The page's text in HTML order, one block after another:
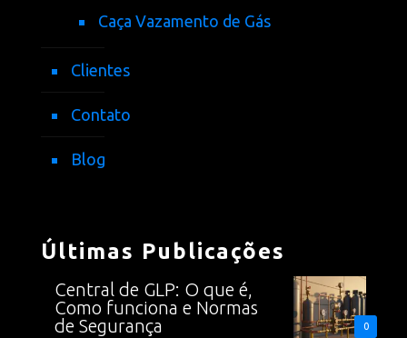
Caça Vazamento de Gás
Clientes
Contato
Blog
Últimas Publicações
0
Central de GLP: O que é,
Como funciona e Normas
de Segurança